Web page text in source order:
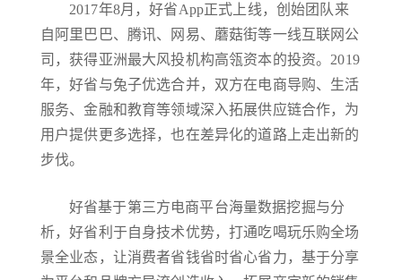
2017年8月，好省App正式上线，创始团队来
自阿里巴巴、腾讯、网易、蘑菇街等一线互联网公
司，获得亚洲最大风投机构高瓴资本的投资。2019
年，好省与兔子优选合并，双方在电商导购、生活
服务、金融和教育等领域深入拓展供应链合作，为
用户提供更多选择，也在差异化的道路上走出新的
步伐。
好省基于第三方电商平台海量数据挖掘与分
析，好省利于自身技术优势，打通吃喝玩乐购全场
景全业态，让消费者省钱省时省心省力，基于分享